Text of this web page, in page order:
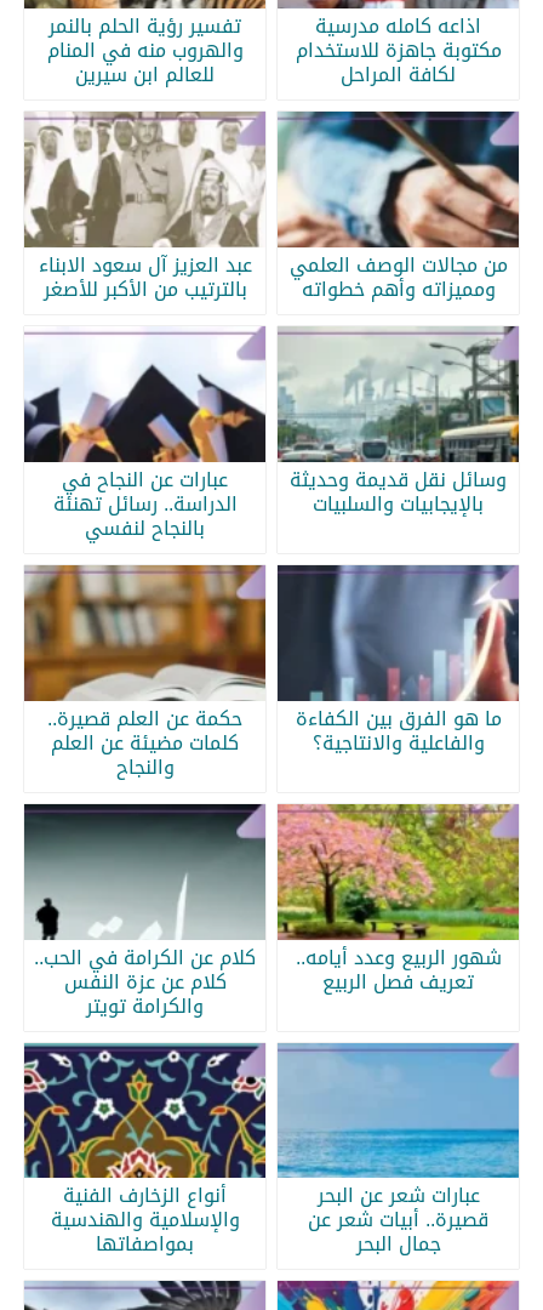
اذاعه كامله مدرسية
مكتوبة جاهزة للاستخدام
لكافة المراحل
تفسير رؤية الحلم بالنمر
والهروب منه في المنام
للعالم ابن سيرين
من مجالات الوصف العلمي
ومميزاته وأهم خطواته
عبد العزيز آل سعود الابناء
بالترتيب من الأكبر للأصغر
وسائل نقل قديمة وحديثة
بالإيجابيات والسلبيات
عبارات عن النجاح في
الدراسة.. رسائل تهنئة
بالنجاح لنفسي
ما هو الفرق بين الكفاءة
والفاعلية والانتاجية؟
حكمة عن العلم قصيرة..
كلمات مضيئة عن العلم
والنجاح
شهور الربيع وعدد أيامه..
تعريف فصل الربيع
كلام عن الكرامة في الحب..
كلام عن عزة النفس
والكرامة تويتر
عبارات شعر عن البحر
قصيرة.. أبيات شعر عن
جمال البحر
أنواع الزخارف الفنية
والإسلامية والهندسية
بمواصفاتها